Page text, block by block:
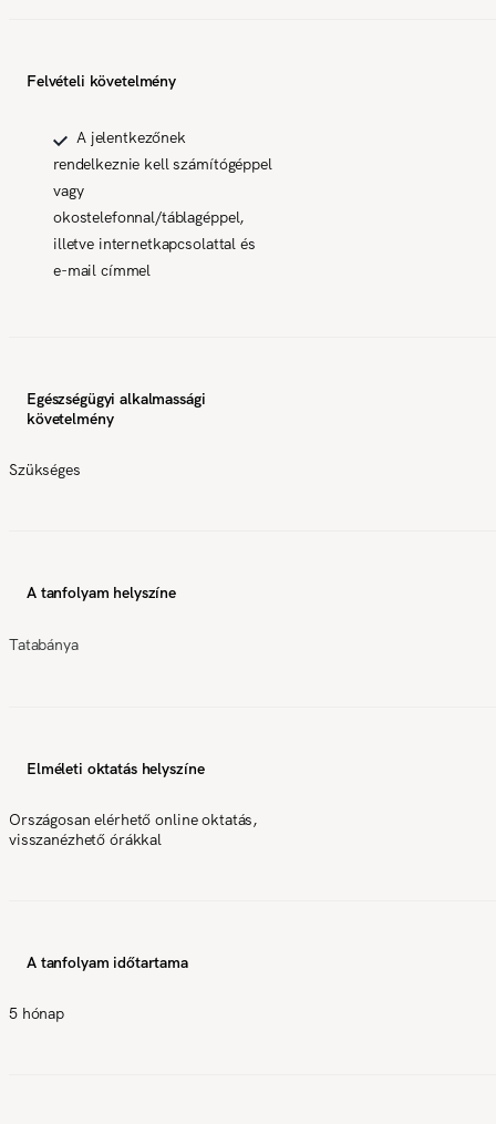
Felvételi követelmény
A jelentkezőnek
rendelkeznie kell számítógéppel
vagy
okostelefonnal/táblagéppel,
illetve internetkapcsolattal és
e-mail címmel
Egészségügyi alkalmassági
követelmény
Szükséges
A tanfolyam helyszíne
Tatabánya
Elméleti oktatás helyszíne
Országosan elérhető online oktatás,
visszanézhető órákkal
A tanfolyam időtartama
5 hónap